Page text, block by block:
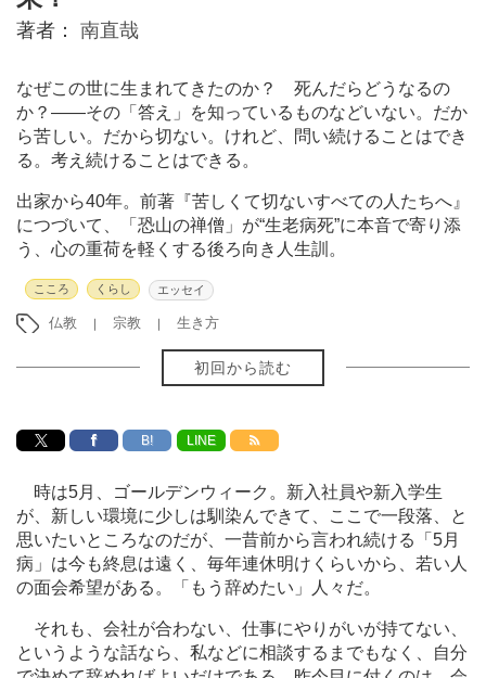
著者： 南直哉
なぜこの世に生まれてきたのか？ 死んだらどうなるの
か？――その「答え」を知っているものなどいない。だか
ら苦しい。だから切ない。けれど、問い続けることはでき
る。考え続けることはできる。
出家から40年。前著『苦しくて切ないすべての人たちへ』
につづいて、「恐山の禅僧」が“生老病死”に本音で寄り添
う、心の重荷を軽くする後ろ向き人生訓。
こころ くらし エッセイ
仏教 宗教 生き方
初回から読む
B! LINE
時は5月、ゴールデンウィーク。新入社員や新入学生
が、新しい環境に少しは馴染んできて、ここで一段落、と
思いたいところなのだが、一昔前から言われ続ける「5月
病」は今も終息は遠く、毎年連休明けくらいから、若い人
の面会希望がある。「もう辞めたい」人々だ。
それも、会社が合わない、仕事にやりがいが持てない、
というような話なら、私などに相談するまでもなく、自分